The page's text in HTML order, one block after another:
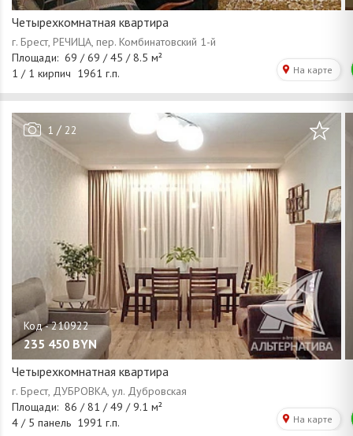
Четырехкомнатная квартира
1 / 22
235 450 BYN
Четырехкомнатная квартира